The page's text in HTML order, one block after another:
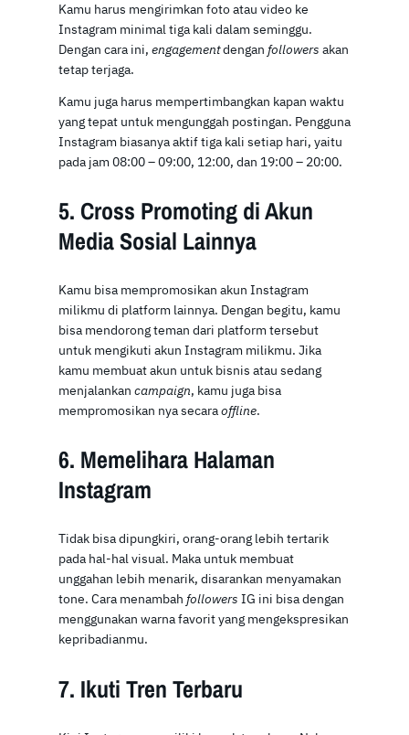
Kamu harus mengirimkan foto atau video ke
Instagram minimal tiga kali dalam seminggu.
Dengan cara ini, engagementdengan followers akan
tetap terjaga.
Kamu juga harus mempertimbangkan kapan waktu
yang tepat untuk mengunggah postingan. Pengguna
Instagram biasanya aktif tiga kali setiap hari, yaitu
pada jam 08:00 – 09:00, 12:00, dan 19:00 – 20:00.
5. Cross Promoting di Akun
Media Sosial Lainnya
Kamu bisa mempromosikan akun Instagram
milikmu di platform lainnya. Dengan begitu, kamu
bisa mendorong teman dari platform tersebut
untuk mengikuti akun Instagram milikmu. Jika
kamu membuat akun untuk bisnis atau sedang
menjalankan campaign, kamu juga bisa
mempromosikan nya secaraoffline.
6. Memelihara Halaman
Instagram
Tidak bisa dipungkiri, orang-orang lebih tertarik
pada hal-hal visual. Maka untuk membuat
unggahan lebih menarik, disarankan menyamakan
tone. Cara menambah followers IG ini bisa dengan
menggunakan warna favorit yang mengekspresikan
kepribadianmu.
7. Ikuti Tren Terbaru